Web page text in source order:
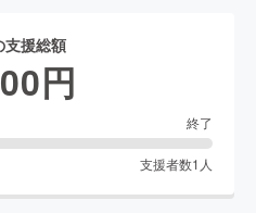
支援総額
円
終了
支援者数1 人